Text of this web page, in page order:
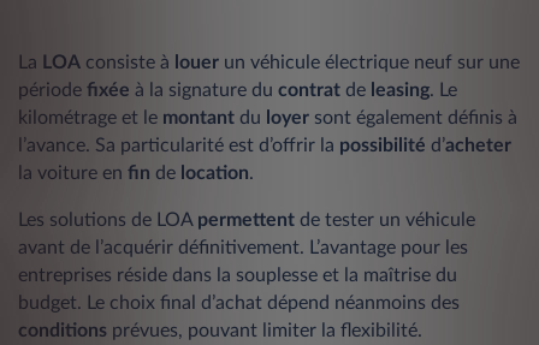
La LOA consiste à louer un véhicule électrique neuf sur une
période fixée à la signature du contrat de leasing. Le
kilométrage et le montant du loyer sont également définis à
l’avance. Sa particularité est d’offrir la possibilité d’acheter
la voiture en fin de location.
Les solutions de LOA permettent de tester un véhicule
avant de l’acquérir définitivement. L’avantage pour les
entreprises réside dans la souplesse et la maîtrise du
budget. Le choix final d’achat dépend néanmoins des
conditions prévues, pouvant limiter la flexibilité.